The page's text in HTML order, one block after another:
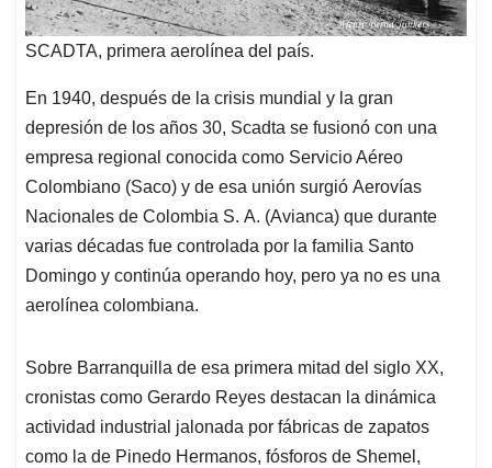
SCADTA, primera aerolínea del país.
En 1940, después de la crisis mundial y la gran
depresión de los años 30, Scadta se fusionó con una
empresa regional conocida como Servicio Aéreo
Colombiano (Saco) y de esa unión surgió Aerovías
Nacionales de Colombia S. A. (Avianca) que durante
varias décadas fue controlada por la familia Santo
Domingo y continúa operando hoy, pero ya no es una
aerolínea colombiana.
Sobre Barranquilla de esa primera mitad del siglo XX,
cronistas como Gerardo Reyes destacan la dinámica
actividad industrial jalonada por fábricas de zapatos
como la de Pinedo Hermanos, fósforos de Shemel,